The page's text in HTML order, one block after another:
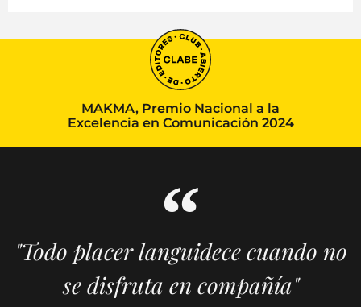
MAKMA, Premio Nacional a la
Excelencia en Comunicación 2024
"Todo placer languidece cuando no
se disfruta en compañía"